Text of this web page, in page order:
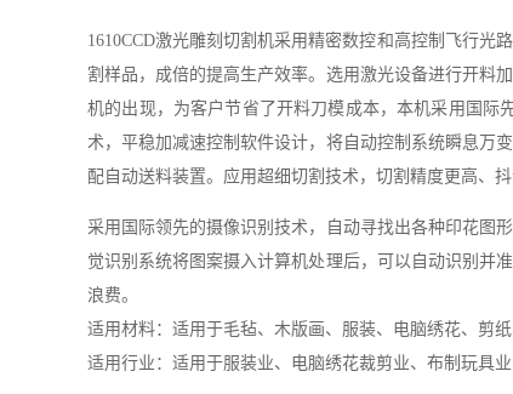
1610CCD激光雕刻切割机采用精密数控和高控制飞行光
割样品，成倍的提高生产效率。选用激光设备进行开料
机的出现，为客户节省了开料刀模成本，本机采用国际
术，平稳加减速控制软件设计，将自动控制系统瞬息万
配自动送料装置。应用超细切割技术，切割精度更高、
采用国际领先的摄像识别技术，自动寻找出各种印花图
觉识别系统将图案摄入计算机处理后，可以自动识别并
浪费。
适用材料：适用于毛毡、木版画、服装、电脑绣花、剪纸
适用行业：适用于服装业、电脑绣花裁剪业、布制玩具